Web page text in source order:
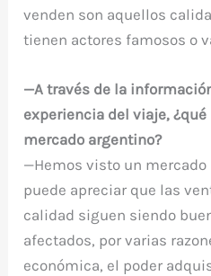
venden son aquellos
tienen actores famosos o
—A través de la
experiencia del viaje,
mercado argentino?
—Hemos visto un mercado
puede apreciar que las
calidad siguen siendo
afectados, por varias
económica, el poder